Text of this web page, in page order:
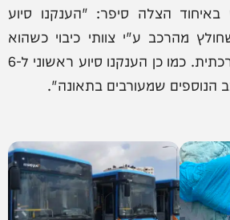
הצלה סיפר: "הענקנו סיוע
מהרכב ע"י צוותי כיבוי כשהוא
סובל מפגיעה רב מערכתית. כמו כן הענקנו סיוע ראשוני ל-6
הנוספים שמעורבים בתאונה".